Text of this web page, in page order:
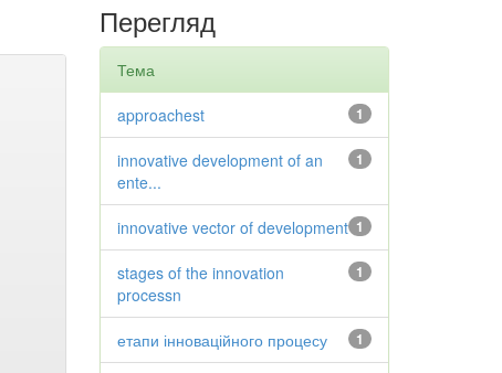
Перегляд
Тема
1
approachest
1
innovative development of an
ente...
1
innovative vector of development
1
stages of the innovation
processn
1
етапи інноваційного процесу